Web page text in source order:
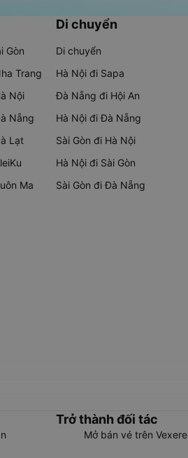
Gòn
Trang
Nội
Nẵng
Lạt
Ma
Di chuyển
Di chuyển
Hà Nội đi Sapa
Đà Nẵng đi Hội An
Hà Nội đi Đà Nẵng
Sài Gòn đi Hà Nội
Hà Nội đi Sài Gòn
Sài Gòn đi Đà Nẵng
Trở thành đối tác
Mở bán vé trên Vexere